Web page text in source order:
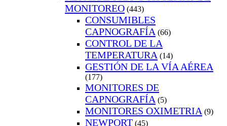
MONITOREO (443)
CONSUMIBLES
CAPNOGRAFÍA (66)
CONTROL DE LA
TEMPERATURA (14)
GESTIÓN DE LA VÍA AÉREA
(177)
MONITORES DE
CAPNOGRAFÍA (5)
MONITORES OXIMETRIA (9)
NEWPORT (45)